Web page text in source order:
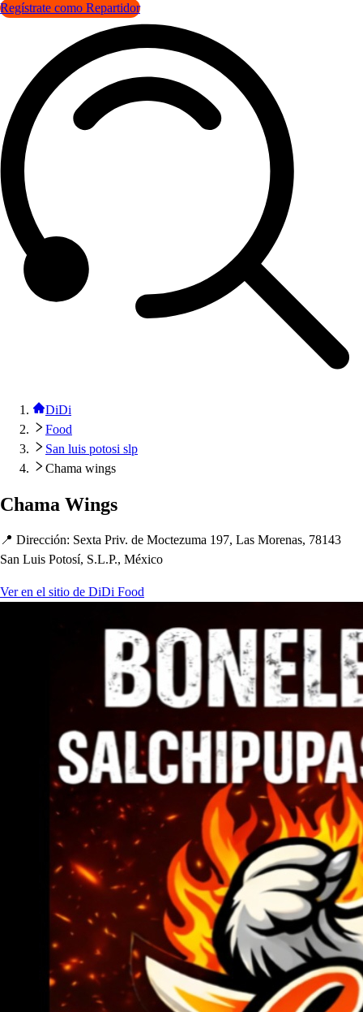
Regístrate como Repartidor
DiDi
Food
San luis potosi slp
Chama wings
Chama Wings
📍 Dirección: Sexta Priv. de Moctezuma 197, Las Morenas, 78143
San Luis Potosí, S.L.P., México
Ver en el sitio de DiDi Food